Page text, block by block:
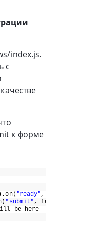
index.js.
с
к форме
).on( "ready" , function()
"submit" , function() {
be here